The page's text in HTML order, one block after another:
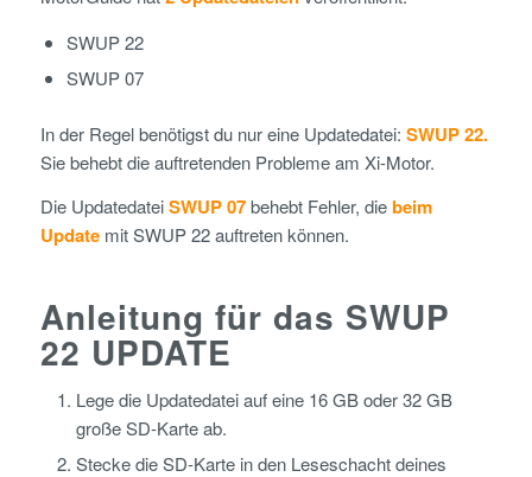
SWUP 22
SWUP 07
In der Regel benötigst du nur eine Updatedatei: SWUP 22.
Sie behebt die auftretenden Probleme am Xi-Motor.
Die UpdatedateiSWUP 07behebt Fehler, diebeim
Updatemit SWUP 22 auftreten können.
Anleitung für das SWUP
22 UPDATE
Lege die Updatedatei auf eine 16 GB oder 32 GB
große SD-Karte ab.
Stecke die SD-Karte in den Leseschacht deines